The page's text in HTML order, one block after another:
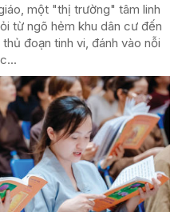
một "thị trường" tâm linh
từ ngõ hẻm khu dân cư đến
đoạn tinh vi, đánh vào nỗi